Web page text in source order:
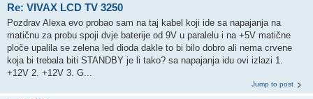
Re: VIVAX LCD TV 3250
Pozdrav Alexa evo probao sam na taj kabel koji ide sa napajanja na
matičnu za probu spoji dvje baterije od 9V u paralelu i na +5V matične
ploče upalila se zelena led dioda dakle to bi bilo dobro ali nema crvene
koja bi trebala biti STANDBY je li tako? sa napajanja idu ovi izlazi 1.
+12V 2. +12V 3. G...
Jump to post